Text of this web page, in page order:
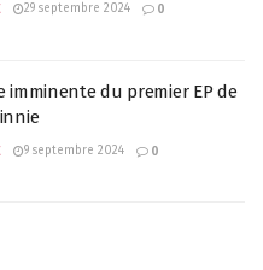
29 septembre 2024 0
imminente du premier EP de
9 septembre 2024 0